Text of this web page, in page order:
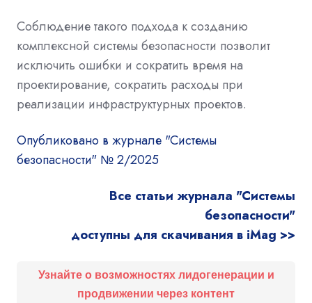
Соблюдение такого подхода к созданию
комплексной системы безопасности позволит
исключить ошибки и сократить время на
проектирование, сократить расходы при
реализации инфраструктурных проектов.
Опубликовано в журнале "Системы
безопасности" № 2/2025
Все статьи журнала "Системы
безопасности"
доступны для скачивания в iMag >>
Узнайте о возможностях лидогенерации и
продвижении через контент